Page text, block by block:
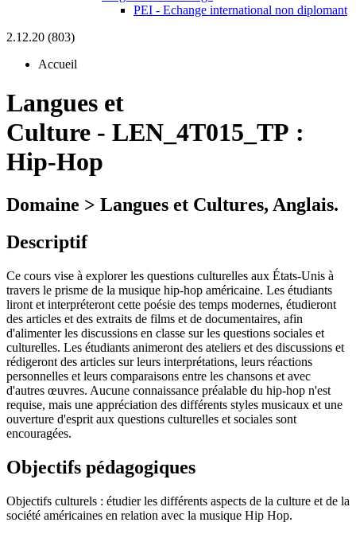
PEI - Echange international non diplomant
2.12.20 (803)
Accueil
Langues et
Culture - LEN_4T015_TP :
Hip-Hop
Domaine > Langues et Cultures, Anglais.
Descriptif
Ce cours vise à explorer les questions culturelles aux États-Unis à
travers le prisme de la musique hip-hop américaine. Les étudiants
liront et interpréteront cette poésie des temps modernes, étudieront
des articles et des extraits de films et de documentaires, afin
d'alimenter les discussions en classe sur les questions sociales et
culturelles. Les étudiants animeront des ateliers et des discussions et
rédigeront des articles sur leurs interprétations, leurs réactions
personnelles et leurs comparaisons entre les chansons et avec
d'autres œuvres. Aucune connaissance préalable du hip-hop n'est
requise, mais une appréciation des différents styles musicaux et une
ouverture d'esprit aux questions culturelles et sociales sont
encouragées.
Objectifs pédagogiques
Objectifs culturels : étudier les différents aspects de la culture et de la
société américaines en relation avec la musique Hip Hop.